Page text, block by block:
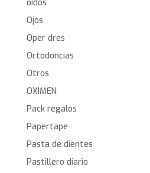
oídos
Ojos
Oper dres
Ortodoncias
Otros
OXIMEN
Pack regalos
Papertape
Pasta de dientes
Pastillero diario